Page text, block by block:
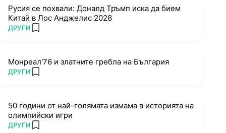
Русия се похвали: Доналд Тръмп иска да бием
Китай в Лос Анджелис 2028
ПОВЕЧЕ ОТ
ДРУГИ add favorites
Монреал'76 и златните гребла на България
ПОВЕЧЕ ОТ
ДРУГИ add favorites
50 години от най-голямата измама в историята на
олимпийски игри
ПОВЕЧЕ ОТ
ДРУГИ add favorites